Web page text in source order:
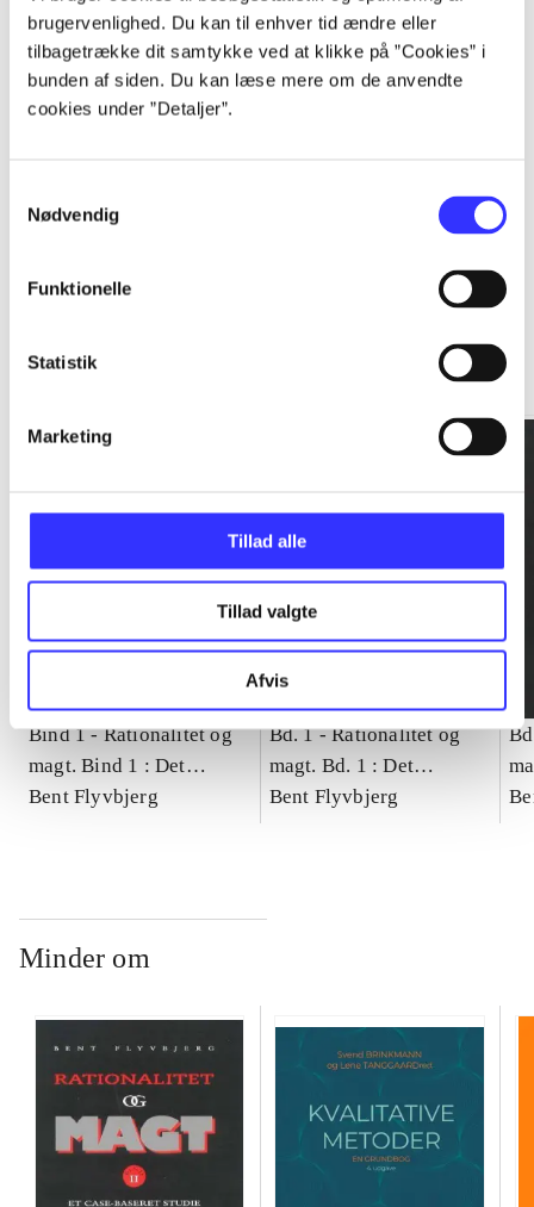
brugervenlighed. Du kan til enhver tid ændre eller
tilbagetrække dit samtykke ved at klikke på ”Cookies” i
bunden af siden. Du kan læse mere om de anvendte
cookies under ”Detaljer”.
Nødvendig
Funktionelle
Statistik
Marketing
Tillad alle
Tillad valgte
Afvis
...
Gå til serien
Bind 1 -Rationalitet og
magt. Bind 1 : Det
konkretes videnskab
Bent Flyvbjerg
Bd. 1 -Rationalitet og
magt. Bd. 1 : Det
konkretes videnskab
Bent Flyvbjerg
Minder om